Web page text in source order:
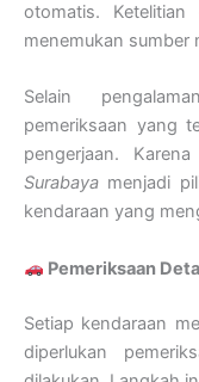
otomatis.
menemukan sumber
Selain
pemeriksaan yang
pengerjaan.
Surabaya menjadi
kendaraan yang
Pemeriksaan
Setiap kendaraan
diperlukan